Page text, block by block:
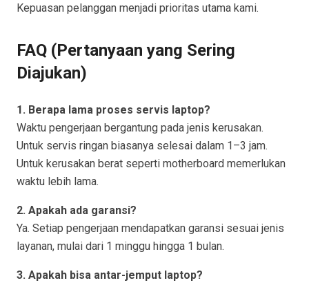
Kepuasan pelanggan menjadi prioritas utama kami.
FAQ (Pertanyaan yang Sering
Diajukan)
1. Berapa lama proses servis laptop?
Waktu pengerjaan bergantung pada jenis kerusakan.
Untuk servis ringan biasanya selesai dalam 1–3 jam.
Untuk kerusakan berat seperti motherboard memerlukan
waktu lebih lama.
2. Apakah ada garansi?
Ya. Setiap pengerjaan mendapatkan garansi sesuai jenis
layanan, mulai dari 1 minggu hingga 1 bulan.
3. Apakah bisa antar-jemput laptop?